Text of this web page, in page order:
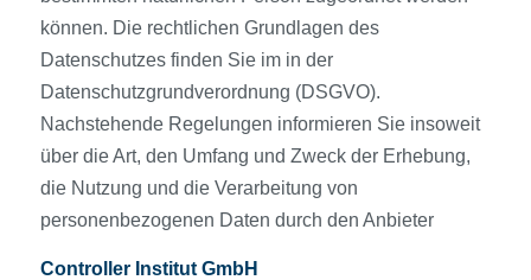
können. Die rechtlichen Grundlagen des
Datenschutzes finden Sie im in der
Datenschutzgrundverordnung (DSGVO).
Nachstehende Regelungen informieren Sie insoweit
über die Art, den Umfang und Zweck der Erhebung,
die Nutzung und die Verarbeitung von
personenbezogenen Daten durch den Anbieter
Controller Institut GmbH